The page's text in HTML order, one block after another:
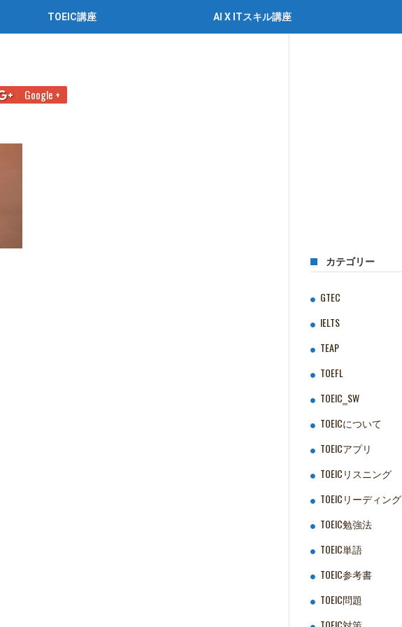
TOEIC講座 AI X ITスキル講座
集】違いと選び方＆勉強法を伝授
Google +
カテゴリー
GTEC
IELTS
TEAP
TOEFL
TOEIC‗SW
TOEICについて
TOEICアプリ
TOEICリスニング
TOEICリーディング
TOEIC勉強法
TOEIC単語
TOEIC参考書
TOEIC問題